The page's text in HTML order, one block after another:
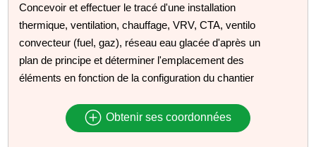
Concevoir et effectuer le tracé d'une installation
thermique, ventilation, chauffage, VRV, CTA, ventilo
convecteur (fuel, gaz), réseau eau glacée d'après un
plan de principe et déterminer l'emplacement des
éléments en fonction de la configuration du chantier
Obtenir ses coordonnées